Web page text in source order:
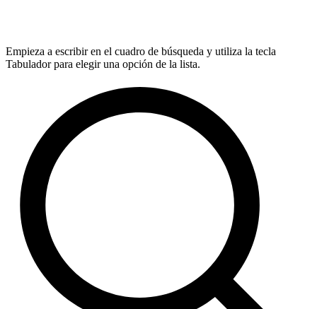
Empieza a escribir en el cuadro de búsqueda y utiliza la tecla
Tabulador para elegir una opción de la lista.